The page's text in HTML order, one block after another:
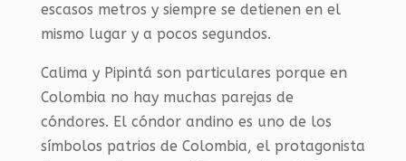
escasos metros y siempre se detienen en el
mismo lugar y a pocos segundos.
Calima y Pipintá son particulares porque en
Colombia no hay muchas parejas de
cóndores. El cóndor andino es uno de los
símbolos patrios de Colombia, el protagonista